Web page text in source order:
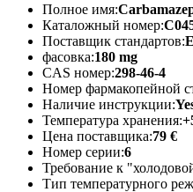
Полное имя:
Каталожный номер:
Поставщик стандартов:
фасовка:180 mg
CAS номер:298-46-4
Номер фармакопейной
Наличие инструкции:
Температура хранения:
Цена поставщика:79 €
Номер серии:6
Требование к
Тип температурного